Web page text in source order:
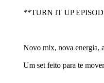
**TURN IT UP
Novo mix, nova energia,
Um set feito para te